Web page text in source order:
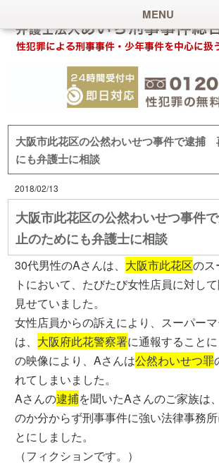
MENU
大阪市此花区の公然わいせつ事件で逮捕
にも弁護士に相談
2018/02/13
大阪市此花区の公然わいせつ事件
止のためにも弁護士に相談
30代男性のAさんは、 大阪市此花区のス
トにおいて、たびたび女性店員に対して
見せていました。
女性店員からの訴えにより、スーパー
は、 大阪府此花警察署に通報すること
の映像により、Aさんは公然わいせつ罪
れてしまいました。
Aさんの逮捕を聞いたAさんのご家族は
のか分からず刑事事件に強い法律事務
とにしました。
（フィクションです。）